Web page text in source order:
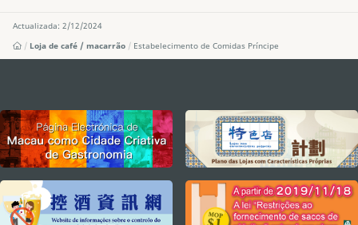
Actualizada: 2/12/2024
Loja de café / macarrão
Estabelecimento de Comidas Príncipe
external links